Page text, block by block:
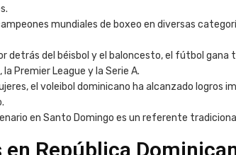
mundiales de boxeo en diversas
detrás del béisbol y el baloncesto, el fútbol
Premier League y la Serie A.
el voleibol dominicano ha alcanzado logros
en Santo Domingo es un referente
República